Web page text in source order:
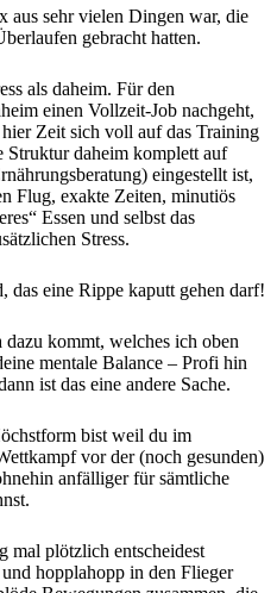
aus sehr vielen Dingen war, die
gebracht hatten.
als daheim. Für den
einen Vollzeit-Job nachgeht,
Zeit sich voll auf das Training
daheim komplett auf
eingestellt ist,
Flug, exakte Zeiten, minutiös
Essen und selbst das
Stress.
das eine Rippe kaputt gehen darf!
kommt, welches ich oben
mentale Balance – Profi hin
ist das eine andere Sache.
bist weil du im
vor der (noch gesunden)
anfälliger für sämtliche
mal plötzlich entscheidest
hopplahopp in den Flieger